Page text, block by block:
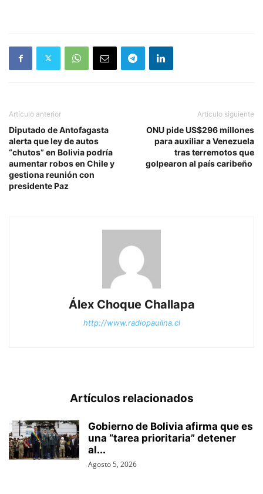
Artículo anterior
Diputado de Antofagasta
alerta que ley de autos
“chutos” en Bolivia podría
aumentar robos en Chile y
gestiona reunión con
presidente Paz
Artículo siguiente
ONU pide US$296 millones
para auxiliar a Venezuela
tras terremotos que
golpearon al país caribeño
Álex Choque Challapa
http://www.radiopaulina.cl
Artículos relacionados
Gobierno de Bolivia afirma que es
una “tarea prioritaria” detener
al...
Agosto 5, 2026